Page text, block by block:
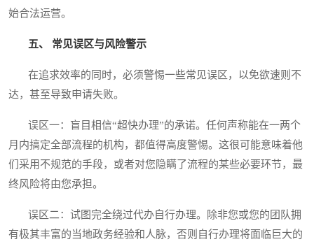
始合法运营。
五、 常见误区与风险警示
在追求效率的同时，必须警惕一些常见误区，以免欲速则不
达，甚至导致申请失败。
误区一：盲目相信“超快办理”的承诺。任何声称能在一两个
月内搞定全部流程的机构，都值得高度警惕。这很可能意味着他
们采用不规范的手段，或者对您隐瞒了流程的某些必要环节，最
终风险将由您承担。
误区二：试图完全绕过代办自行办理。除非您或您的团队拥
有极其丰富的当地政务经验和人脉，否则自行办理将面临巨大的